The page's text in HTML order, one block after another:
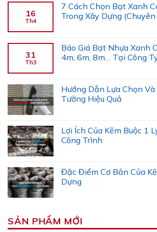
16
Th4
7 Cách Chọn Bạt Xanh
Trong Xây Dựng (Chuyên
31
Th3
Báo Giá Bạt Nhựa Xanh
4m, 6m, 8m… Tại Công
Hướng Dẫn Lựa Chọn
Tường Hiệu Quả
Lợi Ích Của Kẽm Buộc 1
Công Trình
Đặc Điểm Cơ Bản Của
Dựng
SẢN PHẨM MỚI